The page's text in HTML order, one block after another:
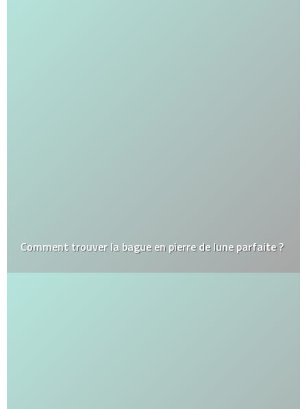
Comment trouver la bague en pierre de lune parfaite ?